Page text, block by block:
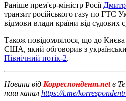
Раніше прем'єр-міністр Росії
транзит російського газу по ГТС
відмови влади країни від судових
Також повідомлялося, що до Києва
США, який обговорив з
Північний потік-2.
Новини від Корреспондент.netв
наш канал https://t.me/